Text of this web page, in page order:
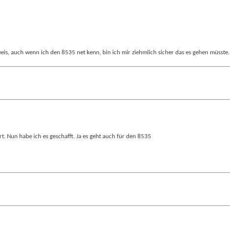
auch wenn ich den 8535 net kenn, bin ich mir ziehmlich sicher das es gehen müsste.
Nun habe ich es geschafft. Ja es geht auch für den 8535